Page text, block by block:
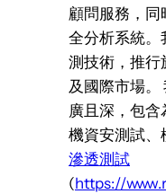
顧問服務，
全分析系統。
測技術，推行
及國際市場。
廣且深，包
機資安測試、
滲透測試
(https://